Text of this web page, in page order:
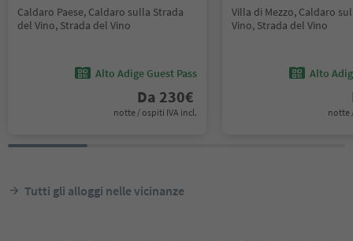
Caldaro Paese, Caldaro sulla Strada
del Vino, Strada del Vino
Alto Adige Guest Pass
Da 230€
notte / ospiti IVA incl.
Villa di Mezzo, Caldaro
Vino, Strada del Vino
Alto
notte
Tutti gli alloggi nelle vicinanze